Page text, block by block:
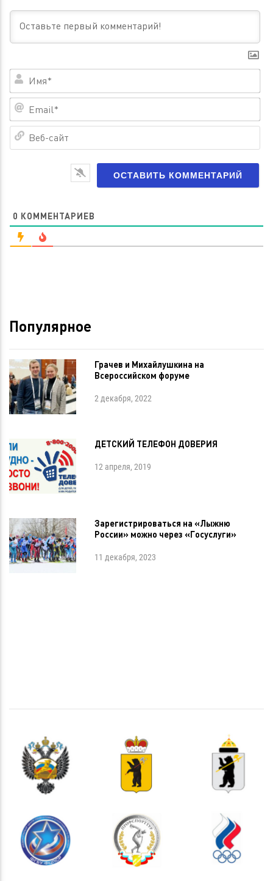
0 КОММЕНТАРИЕВ
Популярное
Грачев и Михайлушкина на
Всероссийском форуме
2 декабря, 2022
ДЕТСКИЙ ТЕЛЕФОН ДОВЕРИЯ
12 апреля, 2019
Зарегистрироваться на «Лыжню
России» можно через «Госуслуги»
11 декабря, 2023